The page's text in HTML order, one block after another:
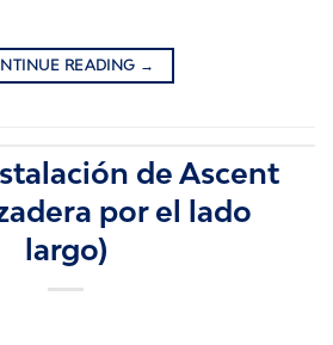
READING →
de Ascent
por el lado
largo)